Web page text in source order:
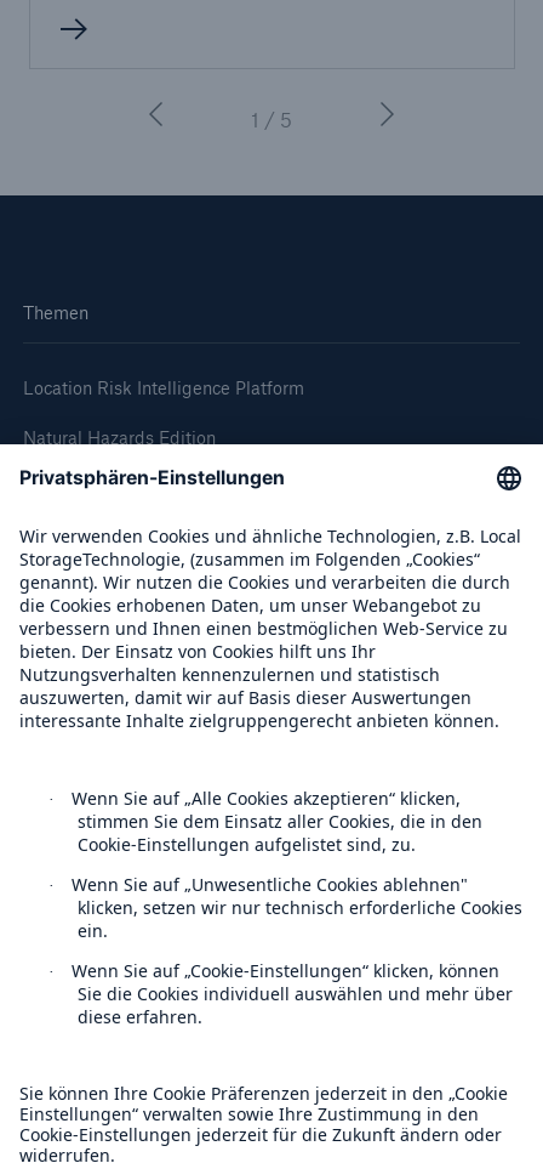
1 / 5
Themen
Location Risk Intelligence Platform
Natural Hazards Edition
Climate Change Edition
Climate Financial Impact Edition
Wildfire HD Edition
On-Demand
Reporting Edition
Über uns
Veranstaltungen
Location Risk Intelligence Support
Datenschutz